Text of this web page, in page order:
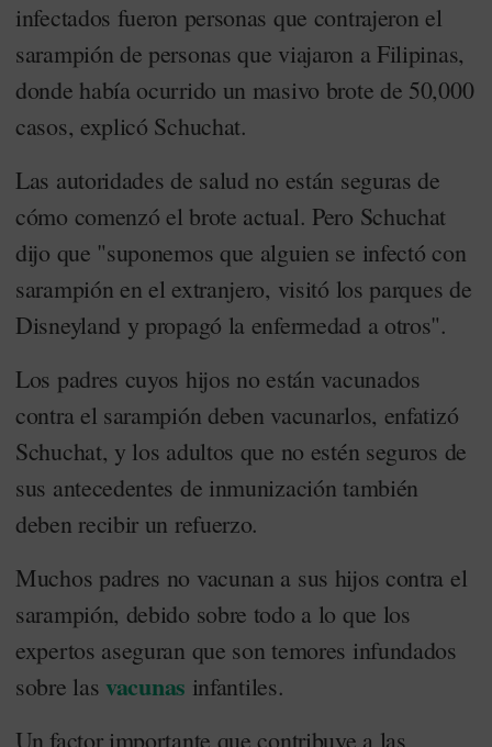
infectados fueron personas que contrajeron el
sarampión de personas que viajaron a Filipinas,
donde había ocurrido un masivo brote de 50,000
casos, explicó Schuchat.
Las autoridades de salud no están seguras de
cómo comenzó el brote actual. Pero Schuchat
dijo que "suponemos que alguien se infectó con
sarampión en el extranjero, visitó los parques de
Disneyland y propagó la enfermedad a otros".
Los padres cuyos hijos no están vacunados
contra el sarampión deben vacunarlos, enfatizó
Schuchat, y los adultos que no estén seguros de
sus antecedentes de inmunización también
deben recibir un refuerzo.
Muchos padres no vacunan a sus hijos contra el
sarampión, debido sobre todo a lo que los
expertos aseguran que son temores infundados
sobre las vacunas infantiles.
Un factor importante que contribuye a las